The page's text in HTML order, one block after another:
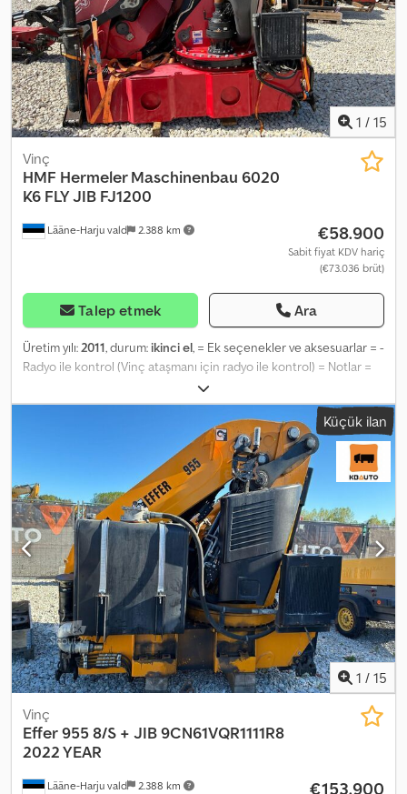
1 / 15
Lääne-Harju vald 2.388 km
Vinç
HMF Hermeler Maschinenbau 6020
K6 FLY JIB FJ1200
€58.900
Sabit fiyat KDV hariç
(€73.036 brüt)
Talep etmek Ara
Üretim yılı:2011, durum: ikinci el, = Ek seçenekler ve aksesuarlar = -
Radyo ile kontrol (Vinç ataşmanı için radyo ile kontrol) = Notlar =
Erişim: 34,0 m Uç vinç ucunda maksimum kaldırma kapasitesi: 270
kg Uç vinç bilgisi: FJ1200 Bom bölümleri: 6+6 Dwsdpfx
Adozqdxcohea = Daha fazla bilgi = Yeni: Hayır Kullanım alanı: Yük
taşımacılığı Kaldırma kapasitesi: 11.500 kg Kaldırma yüksekliği: 3.800
cm Seri numarası: 5146322
Küçük ilan
1 / 15
Lääne-Harju vald 2.388 km
Vinç
Effer955 8/S + JIB 9CN61VQR1111R8
2022 YEAR
€153.900